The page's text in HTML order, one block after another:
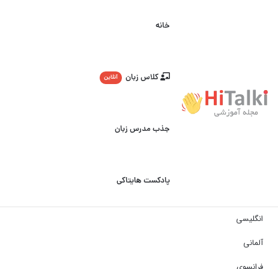
خانه
کلاس زبان آنلاین
جذب مدرس زبان
پادکست هایتاکی
انگلیسی
آلمانی